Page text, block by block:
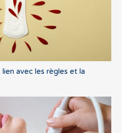
avec les règles et la